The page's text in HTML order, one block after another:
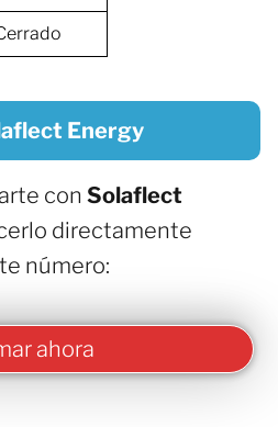
Energy
con Solaflect
directamente
número:
ahora